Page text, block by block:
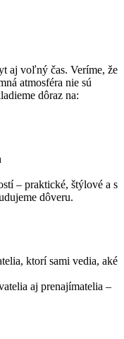
aj voľný čas. Veríme, že
atmosféra nie sú
dôraz na:
– praktické, štýlové a s
dôveru.
ktorí sami vedia, aké
aj prenajímatelia –